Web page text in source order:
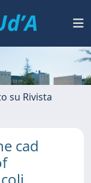
su Rivista
cad